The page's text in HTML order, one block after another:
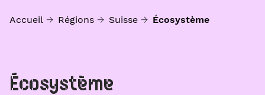
Accueil Régions Suisse Écosystème
Écosystème